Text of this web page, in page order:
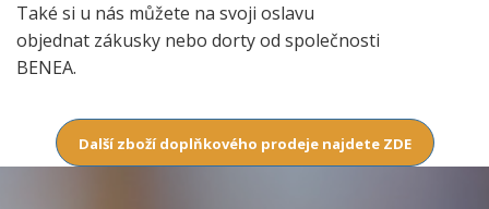
Také si u nás můžete na svoji oslavu
objednat zákusky nebo dorty od společnosti
BENEA.
Další zboží doplňkového prodeje najdete ZDE